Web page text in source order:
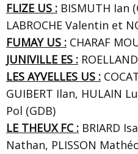
FLIZE US : BISMUTH Ian
LABROCHE Valentin et
FUMAY US : CHARAF
JUNIVILLE ES :
LES AYVELLES US :
GUIBERT Ilan, HULAIN
Pol (GDB)
LE THEUX FC : BRIARD
Nathan, PLISSON